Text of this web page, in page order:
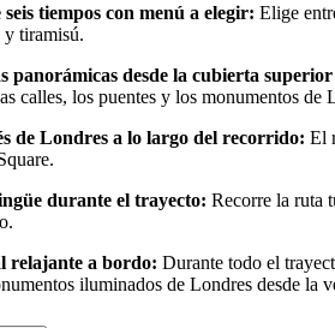
tiempos con menú a elegir: Elige
y tiramisú.
panorámicas desde la cubierta
calles, los puentes y los monumentos de
de Londres a lo largo del recorrido: El
durante el trayecto: Recorre la ruta
relajante a bordo: Durante todo el
iluminados de Londres desde la